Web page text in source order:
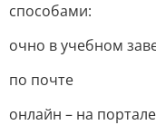
способами:
очно в учебном
по почте
онлайн – на портале